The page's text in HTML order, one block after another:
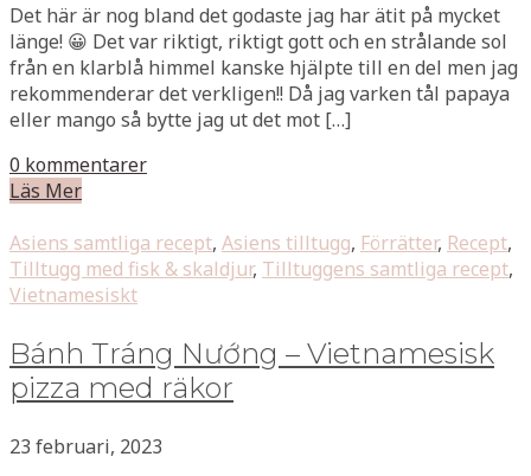
Det här är nog bland det godaste jag har ätit på mycket
länge! 😀 Det var riktigt, riktigt gott och en strålande sol
från en klarblå himmel kanske hjälpte till en del men jag
rekommenderar det verkligen!! Då jag varken tål papaya
eller mango så bytte jag ut det mot […]
0 kommentarer
Läs Mer
Asiens samtliga recept, Asiens tilltugg, Förrätter, Recept,
Tilltugg med fisk & skaldjur, Tilltuggens samtliga recept,
Vietnamesiskt
Bánh Tráng Nướng – Vietnamesisk
pizza med räkor
23 februari, 2023